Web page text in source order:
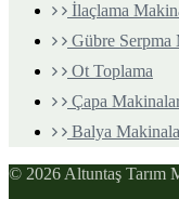
İlaçlama
Gübre Serpma
Ot Toplama
Çapa
Balya
© 2026 Altuntaş Tarım